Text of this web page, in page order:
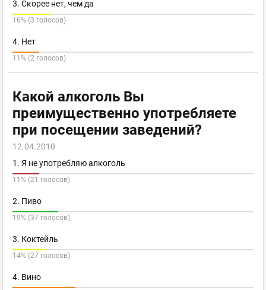
3. Скорее нет, чем да
16% (3 голосов)
4. Нет
11% (2 голосов)
Какой алкоголь Вы
преимущественно употребляете
при посещении заведений?
12.04.2010
1. Я не употребляю алкоголь
11% (21 голосов)
2. Пиво
19% (37 голосов)
3. Коктейль
14% (27 голосов)
4. Вино